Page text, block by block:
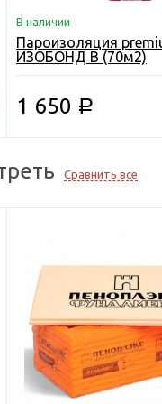
В наличии
Пароизоляция
ИЗОБОНД В (70м2)
1 650 Р
Сравнить все